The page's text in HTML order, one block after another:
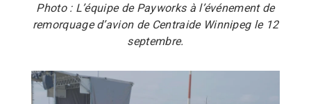
Photo : L’équipe de Payworks à l’événement de
remorquage d’avion de Centraide Winnipeg le 12
septembre.